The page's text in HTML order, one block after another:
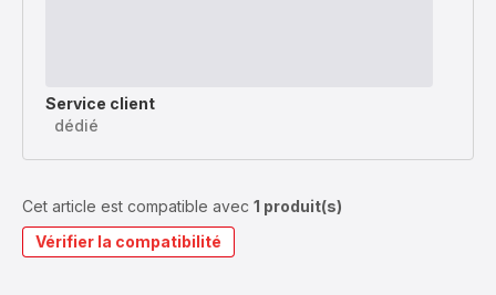
Service client
dédié
Cet article est compatible avec 1 produit(s)
Vérifier la compatibilité